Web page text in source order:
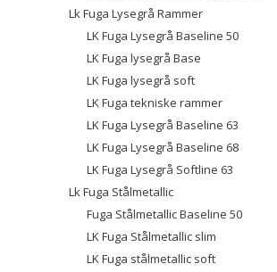
Lk Fuga Lysegrå Rammer
LK Fuga Lysegrå Baseline 50
LK Fuga lysegrå Base
LK Fuga lysegrå soft
LK Fuga tekniske rammer
LK Fuga Lysegrå Baseline 63
LK Fuga Lysegrå Baseline 68
LK Fuga Lysegrå Softline 63
Lk Fuga Stålmetallic
Fuga Stålmetallic Baseline 50
LK Fuga Stålmetallic slim
LK Fuga stålmetallic soft